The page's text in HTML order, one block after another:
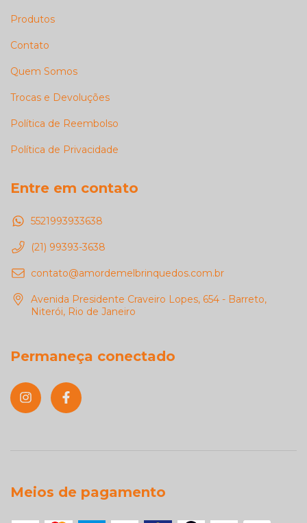
Produtos
Contato
Quem Somos
Trocas e Devoluções
Política de Reembolso
Política de Privacidade
Entre em contato
5521993933638
(21) 99393-3638
contato@amordemelbrinquedos.com.br
Avenida Presidente Craveiro Lopes, 654 - Barreto,
Niterói, Rio de Janeiro
Permaneça conectado
Meios de pagamento